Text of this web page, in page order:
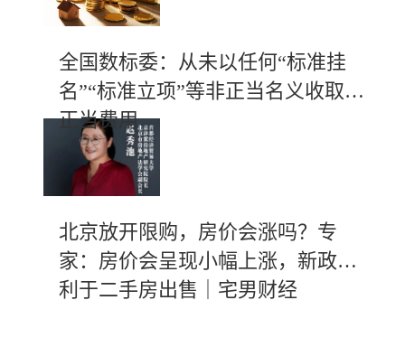
全国数标委：从未以任何“标准挂
名”“标准立项”等非正当名义收取不
正当费用
北京放开限购，房价会涨吗？专
家：房价会呈现小幅上涨，新政有
利于二手房出售｜宅男财经